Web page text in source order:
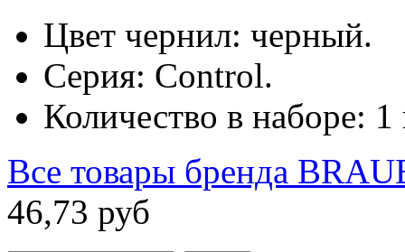
Цвет чернил: черный.
Серия: Control.
Количество в наборе:
Все товары бренда
46,73 руб